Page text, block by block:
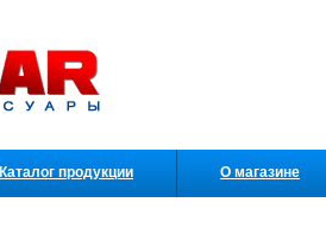
Каталог продукции О магазине